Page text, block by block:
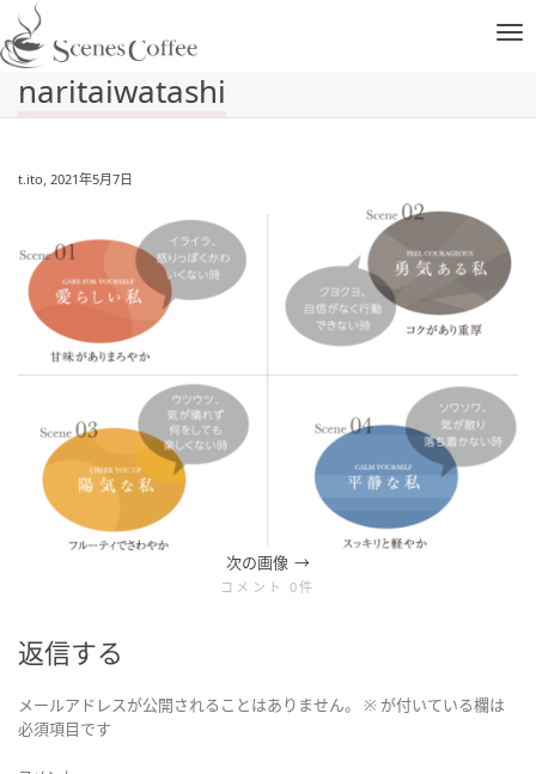
ー
ョ
naritaiwatashi
t.ito, 2021年5月7日
次の画像
コメント 0件
返信する
メールアドレスが公開されることはありません。 ※ が付いている欄は
必須項目です